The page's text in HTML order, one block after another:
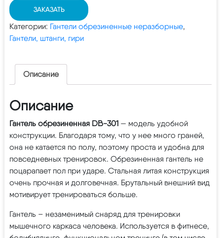
ЗАКАЗАТЬ
Категории: Гантели обрезиненные неразборные,
Гантели, штанги, гири
Описание
Описание
Гантель обрезиненная DB-301 — модель удобной
конструкции. Благодаря тому, что у нее много граней,
она не катается по полу, поэтому проста и удобна для
повседневных тренировок. Обрезиненная гантель не
поцарапает пол при ударе. Стальная литая конструкция
очень прочная и долговечная. Брутальный внешний вид
мотивирует тренироваться больше.
Гантель – незаменимый снаряд для тренировки
мышечного каркаса человека. Используется в фитнесе,